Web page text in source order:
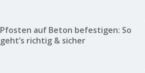
Pfosten auf Beton befestigen: So
geht’s richtig & sicher